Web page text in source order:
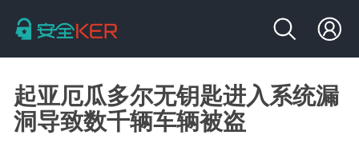
起亚厄瓜多尔无钥匙进入系统漏
洞导致数千辆车辆被盗